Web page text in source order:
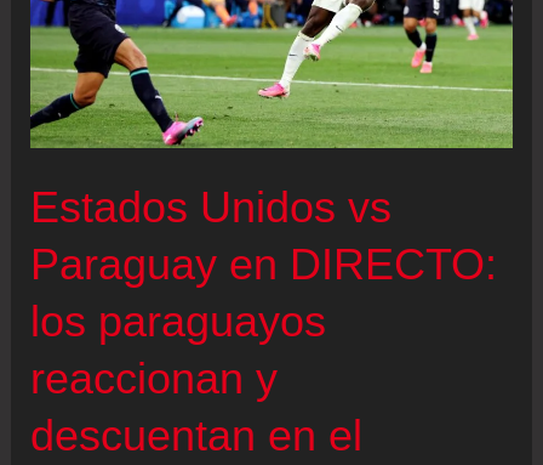
Estados Unidos vs
Paraguay en DIRECTO:
los paraguayos
reaccionan y
descuentan en el